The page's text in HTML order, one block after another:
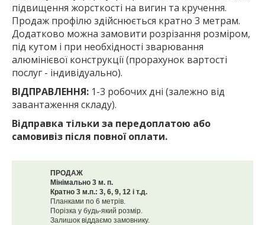
підвищення жорсткості на вигин та кручення.
Продаж профілю здійснюється кратно 3 метрам.
Додатково можна замовити розрізання розміром,
під кутом і при необхідності зварювання
алюмінієвої конструкції (прорахунок вартості
послуг - індивідуально).
ВІДПРАВЛЕННЯ: 1-3 робочих дні (залежно від
завантаження складу).
Відправка тільки за передоплатою або
самовивіз після повної оплати.
ПРОДАЖ
Мінімально 3 м. п.
Кратно 3 м.п.: 3, 6, 9, 12 і т.д.
Планками по 6 метрів.
Порізка у будь-який розмір.
Залишок віддаємо замовнику.